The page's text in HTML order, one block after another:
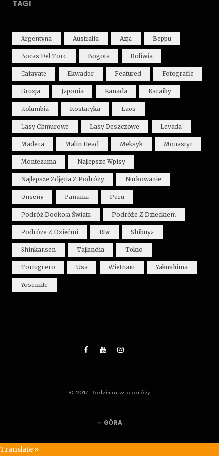
TAGI
Argentyna Australia Azja Beppu
Bocas Del Toro Bogota Boliwia
Cafayate Ekwador Featured Fotografie
Gruzja Japonia Kanada Karaiby
Kolumbia Kostaryka Laos
Lasy Chmurowe Lasy Deszczowe Levada
Madera Malin Head Meksyk Monastyr
Montezuma Najlepsze Wpisy
Najlepsze Zdjęcia Z Podróży Nurkowanie
Onseny Panama Peru
Podróż Dookoła Świata Podróże Z Dzieckiem
Podróże Z Dziećmi Rtw Shibuya
Shinkansen Tajlandia Tokio
Tortuguero Usa Wietnam Yakushima
Yosemite
© 2017 Rodzinka w podróży
GÓRA
Translate »